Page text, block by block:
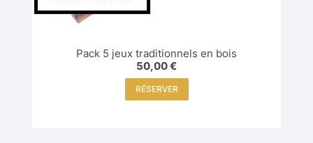
Pack 5 jeux traditionnels en bois
50,00€
RÉSERVER